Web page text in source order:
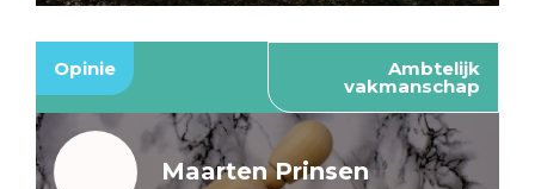
Opinie Ambtelijk
vakmanschap
Maarten Prinsen